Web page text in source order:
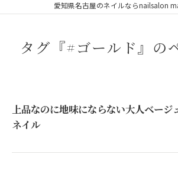
愛知県名古屋のネイルならnailsalon
タグ『#ゴールド』の
上品なのに地味にならない大人ベージ
ネイル